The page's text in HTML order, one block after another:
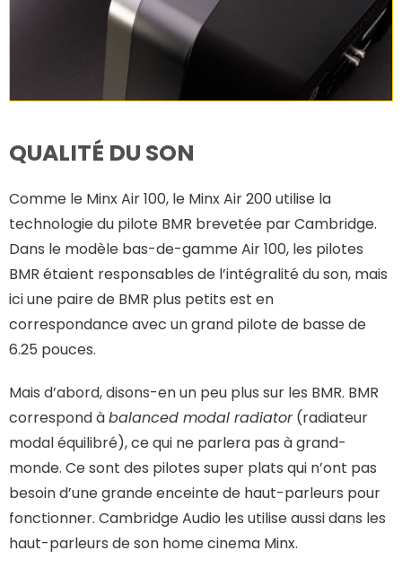
QUALITÉ DU SON
Comme le Minx Air 100, le Minx Air 200 utilise la
technologie du pilote BMR brevetée par Cambridge.
Dans le modèle bas-de-gamme Air 100, les pilotes
BMR étaient responsables de l’intégralité du son, mais
ici une paire de BMR plus petits est en
correspondance avec un grand pilote de basse de
6.25 pouces.
Mais d’abord, disons-en un peu plus sur les BMR. BMR
correspond àbalanced modal radiator(radiateur
modal équilibré), ce qui ne parlera pas à grand-
monde. Ce sont des pilotes super plats qui n’ont pas
besoin d’une grande enceinte de haut-parleurs pour
fonctionner. Cambridge Audio les utilise aussi dans les
haut-parleurs de son home cinema Minx.